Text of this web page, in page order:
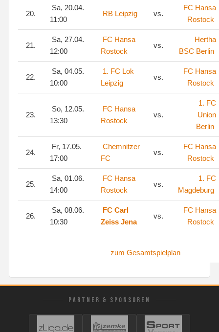
20.
Sa, 20.04.
11:00
RB Leipzig vs.
FC Hansa
Rostock
21.
Sa, 27.04.
12:00
FC Hansa
Rostock
vs.
Hertha
BSC Berlin
22.
Sa, 04.05.
10:00
1. FC Lok
Leipzig
vs.
FC Hansa
Rostock
23.
So, 12.05.
13:30
FC Hansa
Rostock
vs.
1. FC
Union
Berlin
24.
Fr, 17.05.
17:00
Chemnitzer
FC
vs.
FC Hansa
Rostock
25.
Sa, 01.06.
14:00
FC Hansa
Rostock
vs.
1. FC
Magdeburg
26.
Sa, 08.06.
10:30
FC Carl
Zeiss Jena
vs.
FC Hansa
Rostock
zum Gesamtspielplan
PARTNER & SPONSOREN